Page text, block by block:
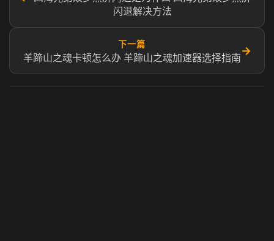
闪退解决方法
下一篇
羊蹄山之魂卡顿怎么办 羊蹄山之魂加速器选择指南
→